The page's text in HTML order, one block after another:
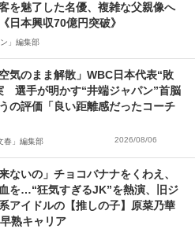
を魅了した名優、複雑な父親像へ
日本興収70億円突破》
」編集部
空気のまま解散」WBC日本代表“敗
選手が明かす“井端ジャパン”首脳
の評価「良い距離感だったコーチ
春」編集部 2026/08/06
ないの」チョコバナナをくわえ、
を…“狂気すぎるJK”を熱演、旧ジ
アイドルの【推しの子】原菜乃華
早熟キャリア